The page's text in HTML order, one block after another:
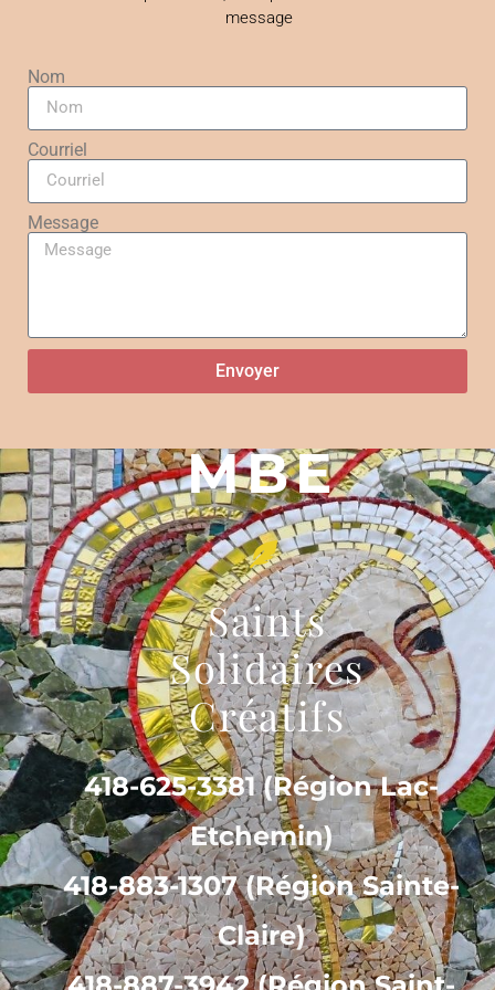
message
Nom
Courriel
Message
Envoyer
MBE
Saints
Solidaires
Créatifs
418-625-3381 (Région Lac-
Etchemin)
418-883-1307 (Région Sainte-
Claire)